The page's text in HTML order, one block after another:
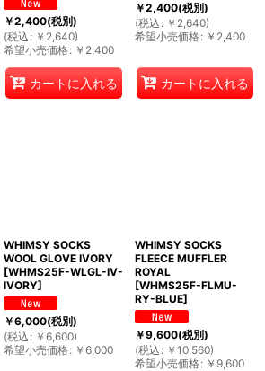
￥2,400(税別)
(税込 : ￥ 2,640)
希望小売価格: ￥ 2,400
カートに入れる
￥2,400(税別)
(税込 : ￥ 2,640)
希望小売価格: ￥ 2,400
カートに入れる
WHIMSY SOCKS
WOOL GLOVE IVORY
[WHMS25F-WLGL-IV-
IVORY]
￥6,000(税別)
(税込 : ￥ 6,600)
希望小売価格: ￥ 6,000
WHIMSY SOCKS
FLEECE MUFFLER
ROYAL
[WHMS25F-FLMU-
RY-BLUE]
￥9,600(税別)
(税込 : ￥ 10,560)
希望小売価格: ￥ 9,600